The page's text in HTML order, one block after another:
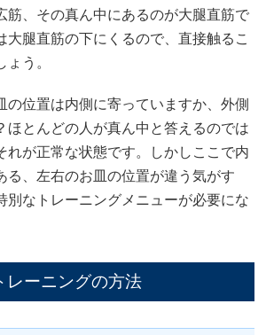
筋、その真ん中にあるのが大腿直筋で
大腿直筋の下にくるので、直接触るこ
う。
の位置は内側に寄っていますか、外側
ほとんどの人が真ん中と答えるのでは
れが正常な状態です。しかしここで内
る、左右のお皿の位置が違う気がす
別なトレーニングメニューが必要にな
レーニングの方法